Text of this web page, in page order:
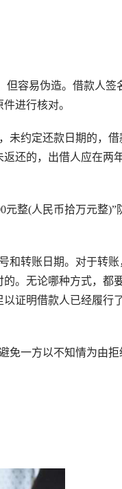
容易伪造。借款人签
进行核对。
约定还款日期的，借
还的，出借人应在两
整(人民币拾万元整)”
和转账日期。对于转账
。无论哪种方式，都
证明借款人已经履行
免一方以不知情为由拒